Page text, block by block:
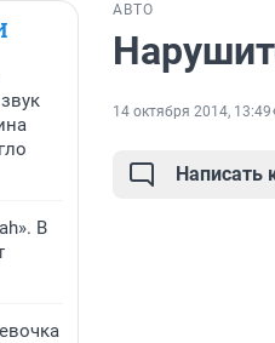
В
АВТО
14 октября 2014, 13:49
Написать